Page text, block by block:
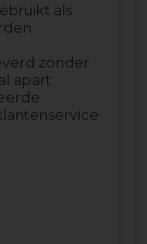
als
zonder
apart